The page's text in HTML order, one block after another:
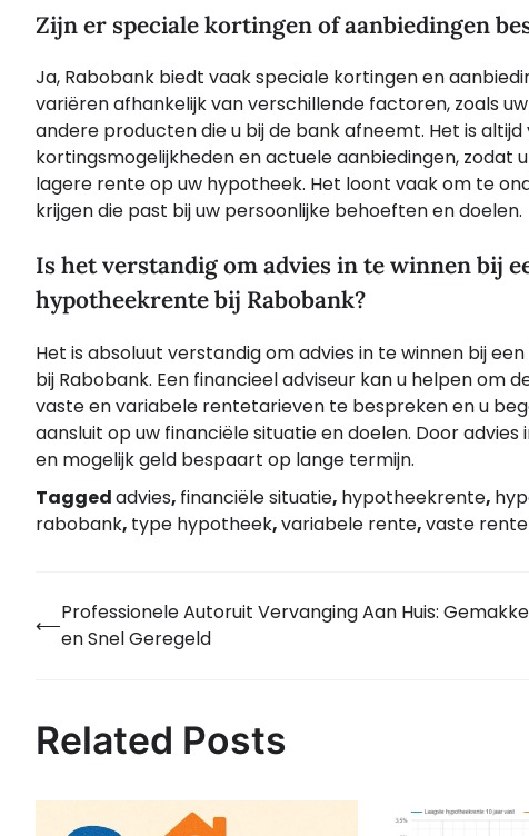
Zijn er speciale kortingen of aanbiedingen
Ja, Rabobank biedt vaak speciale kortingen en
variëren afhankelijk van verschillende factoren, zoals
andere producten die u bij de bank afneemt. Het is
kortingsmogelijkheden en actuele aanbiedingen,
lagere rente op uw hypotheek. Het loont vaak om te
krijgen die past bij uw persoonlijke behoeften en doelen.
Is het verstandig om advies in te winnen bij
hypotheekrente bij Rabobank?
Het is absoluut verstandig om advies in te winnen bij
bij Rabobank. Een financieel adviseur kan u helpen
vaste en variabele rentetarieven te bespreken en u
aansluit op uw financiële situatie en doelen. Door
en mogelijk geld bespaart op lange termijn.
Taggedadvies, financiële situatie, hypotheekrente,
rabobank, type hypotheek,variabele rente,vaste rente
Bericht
navigatie
⟵
Professionele Autoruit Vervanging Aan Huis:
en Snel Geregeld
Related Posts